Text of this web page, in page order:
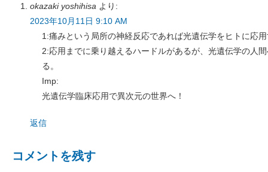
okazaki yoshihisa より:
2023年10月11日 9:10 AM
1:痛みという局所の神経反応であれば光遺伝学をヒトに応
2:応用までに乗り越えるハードルがあるが、光遺伝学の人
る。
Imp:
光遺伝学臨床応用で異次元の世界へ！
返信
コメントを残す